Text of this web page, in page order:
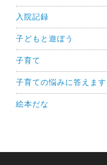
入院記録
子どもと遊ぼう
子育て
子育ての悩みに答えます
絵本だな